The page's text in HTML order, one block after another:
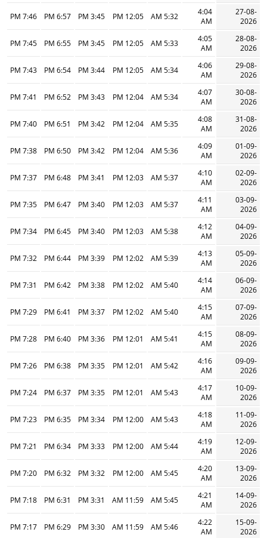
27-08-
2026
4:04
AM
5:32 AM
12:05 PM
3:45 PM
6:57 PM
7:46 PM
28-08-
2026
4:05
AM
5:33 AM
12:05 PM
3:45 PM
6:55 PM
7:45 PM
29-08-
2026
4:06
AM
5:34 AM
12:05 PM
3:44 PM
6:54 PM
7:43 PM
30-08-
2026
4:07
AM
5:34 AM
12:04 PM
3:43 PM
6:52 PM
7:41 PM
31-08-
2026
4:08
AM
5:35 AM
12:04 PM
3:42 PM
6:51 PM
7:40 PM
01-09-
2026
4:09
AM
5:36 AM
12:04 PM
3:42 PM
6:50 PM
7:38 PM
02-09-
2026
4:10
AM
5:37 AM
12:03 PM
3:41 PM
6:48 PM
7:37 PM
03-09-
2026
4:11
AM
5:37 AM
12:03 PM
3:40 PM
6:47 PM
7:35 PM
04-09-
2026
4:12
AM
5:38 AM
12:03 PM
3:40 PM
6:45 PM
7:34 PM
05-09-
2026
4:13
AM
5:39 AM
12:02 PM
3:39 PM
6:44 PM
7:32 PM
06-09-
2026
4:14
AM
5:40 AM
12:02 PM
3:38 PM
6:42 PM
7:31 PM
07-09-
2026
4:15
AM
5:40 AM
12:02 PM
3:37 PM
6:41 PM
7:29 PM
08-09-
2026
4:15
AM
5:41 AM
12:01 PM
3:36 PM
6:40 PM
7:28 PM
09-09-
2026
4:16
AM
5:42 AM
12:01 PM
3:35 PM
6:38 PM
7:26 PM
10-09-
2026
4:17
AM
5:43 AM
12:01 PM
3:35 PM
6:37 PM
7:24 PM
11-09-
2026
4:18
AM
5:43 AM
12:00 PM
3:34 PM
6:35 PM
7:23 PM
12-09-
2026
4:19
AM
5:44 AM
12:00 PM
3:33 PM
6:34 PM
7:21 PM
13-09-
2026
4:20
AM
5:45 AM
12:00 PM
3:32 PM
6:32 PM
7:20 PM
14-09-
2026
4:21
AM
5:45 AM
11:59 AM
3:31 PM
6:31 PM
7:18 PM
15-09-
2026
4:22
AM
5:46 AM
11:59 AM
3:30 PM
6:29 PM
7:17 PM